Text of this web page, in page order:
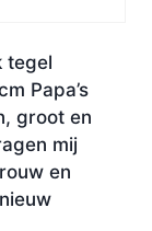
tegel
Papa’s
groot en
mij
en